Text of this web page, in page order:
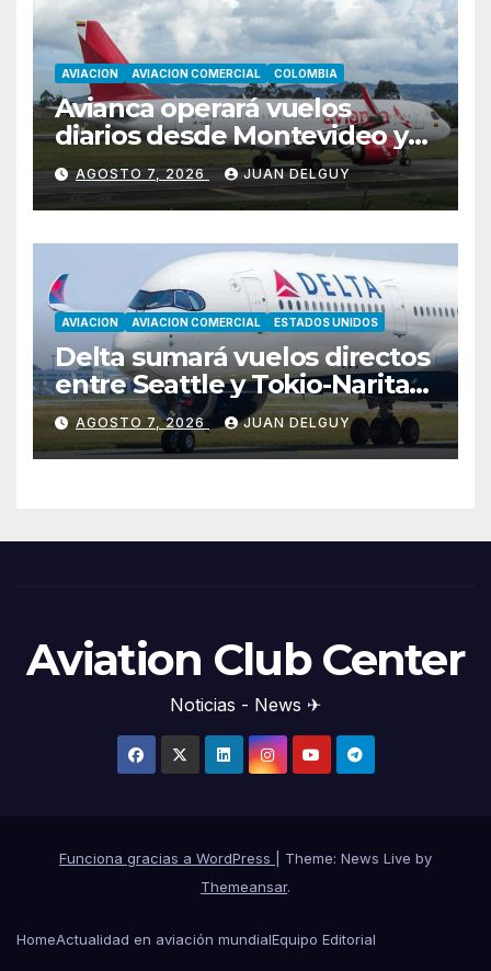
AVIACION AVIACION COMERCIAL COLOMBIA
Avianca operará vuelos
diarios desde Montevideo y
Asunción hacia Bogotá
AGOSTO 7, 2026 JUAN DELGUY
AVIACION AVIACION COMERCIAL ESTADOS UNIDOS
Delta sumará vuelos directos
entre Seattle y Tokio-Narita
desde marzo de 2027
AGOSTO 7, 2026 JUAN DELGUY
Aviation Club Center
Noticias - News ✈
Funciona gracias a WordPress
Theme: News Live by
Themeansar.
HomeActualidad en aviación mundialEquipo Editorial